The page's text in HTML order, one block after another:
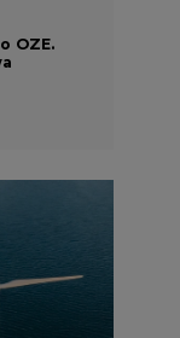
OZE.